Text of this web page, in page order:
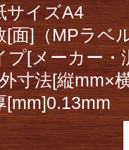
サイズA4
[面]（MPラベ
プ[メーカー・
寸法[縦mm×
[mm]0.13mm